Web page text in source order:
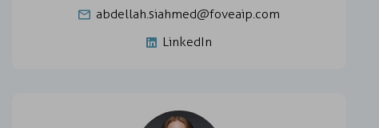
abdellah.siahmed@foveaip.com
LinkedIn